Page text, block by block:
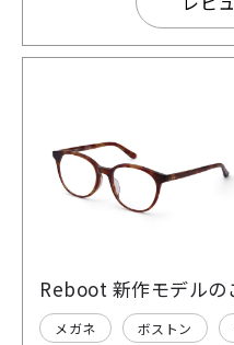
Reboot 新作モデルの
メガネ ボストン